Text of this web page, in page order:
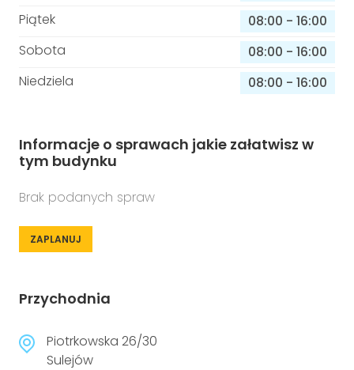
Piątek
08:00 - 16:00
Sobota
08:00 - 16:00
Niedziela
08:00 - 16:00
Informacje o sprawach jakie załatwisz w
tym budynku
Brak podanych spraw
ZAPLANUJ
Przychodnia
Piotrkowska 26/30
Sulejów